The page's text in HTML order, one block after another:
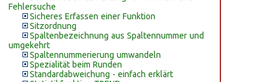
Fehlersuche
Sicheres Erfassen einer Funktion
Sitzordnung
Spaltenbezeichnung aus Spaltennummer und
umgekehrt
Spaltennummerierung umwandeln
Spezialität beim Runden
Standardabweichung - einfach erklärt